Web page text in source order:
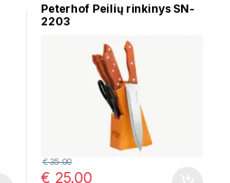
Peterhof Peilių rinkinys SN-
2203
€ 25.00
€35.00